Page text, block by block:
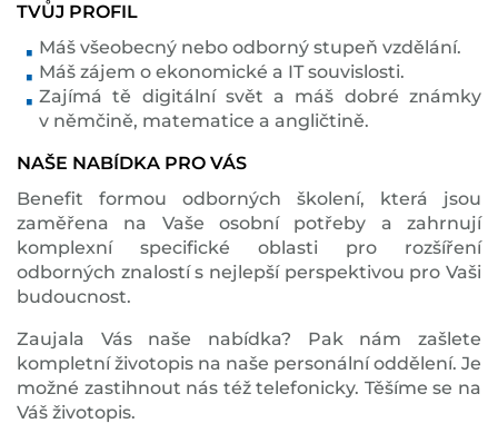
TVŮJ PROFIL
Máš všeobecný nebo odborný stupeň vzdělání.
Máš zájem o ekonomické a IT souvislosti.
Zajímá tě digitální svět a máš dobré známky
v němčině, matematice a angličtině.
NAŠE NABÍDKA PRO VÁS
Benefit formou odborných školení, která jsou
zaměřena na Vaše osobní potřeby a zahrnují
komplexní specifické oblasti pro rozšíření
odborných znalostí s nejlepší perspektivou pro Vaši
budoucnost.
Zaujala Vás naše nabídka? Pak nám zašlete
kompletní životopis na naše personální oddělení. Je
možné zastihnout nás též telefonicky. Těšíme se na
Váš životopis.